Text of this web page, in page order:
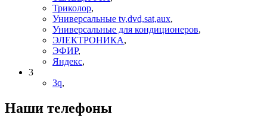
Триколор,
Универсальные tv,dvd,sat,aux,
Универсальные для кондиционеров,
ЭЛЕКТРОНИКА,
ЭФИР,
Яндекс,
3
3q,
Наши телефоны